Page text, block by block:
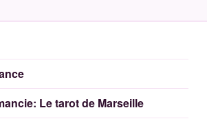
Le tarot de Marseille